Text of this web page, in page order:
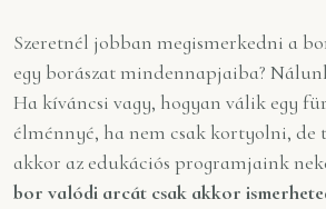
Szeretnél jobban megismerkedni a
egy borászat mindennapjaiba?
Ha kíváncsi vagy, hogyan válik egy
élménnyé, ha nem csak kortyolni, de
akkor az edukációs programjaink
bor valódi arcát csak akkor